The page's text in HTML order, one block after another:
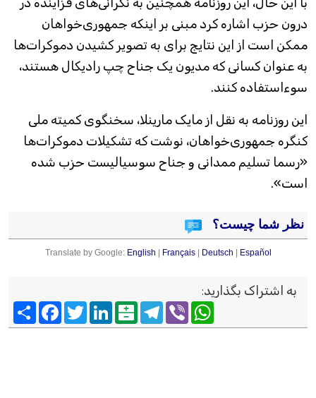
درون حزب اشاره کرد مبنی بر اینکه جمهوری‌خواهان
ممکن است از این نتایج برای به تصویر کشیدن دموکرات‌ها
به عنوان کسانی که مدیون یک جناح چپ رادیکال هستند،
سوءاستفاده کنند.
این روزنامه به نقل از مایک مارینلا، سخنگوی کمیته ملی
کنگره جمهوری‌خواهان، نوشت که تشکیلات دموکرات‌ها
«رسما تسلیم ممدانی و جناح سوسیالیست حزب شده
است».
نظر شما چیست؟
Translate by Google: English Français| Deutsch Español
به اشتراک بگذارید:
FacebookTwitter
LinkedInBalatarin
TelegramViber
WhatsApp